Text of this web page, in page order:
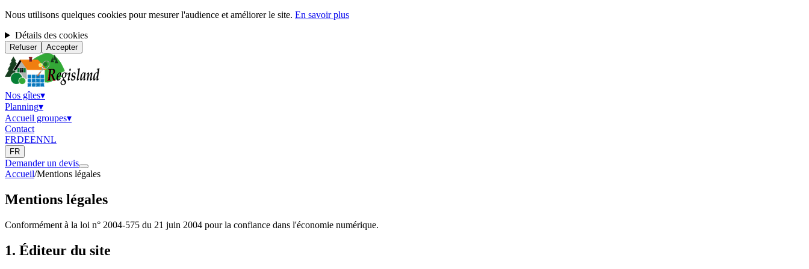
Nous utilisons quelques cookies pour mesurer l'audience et améliorer le site. En savoir plus
Détails des cookies
Refuser Accepter
Nos gîtes▾
Planning▾
Accueil groupes▾
Contact
FRDEENNL
FR
Demander un devis
Accueil/Mentions légales
Mentions légales
Conformément à la loi n° 2004-575 du 21 juin 2004 pour la confiance dans l'économie numérique.
1. Éditeur du site